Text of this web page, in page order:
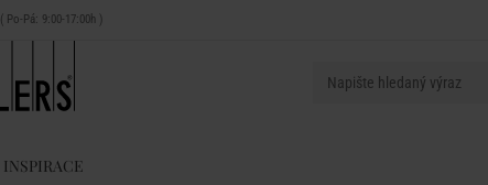
( Po-Pá: 9:00-17:00h )
INSPIRACE